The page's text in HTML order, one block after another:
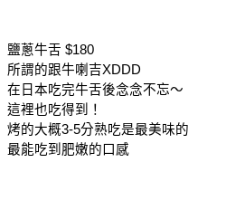
鹽蔥牛舌 $180
所謂的跟牛喇吉XDDD
在日本吃完牛舌後念念不忘～
這裡也吃得到！
烤的大概3-5分熟吃是最美味的
最能吃到肥嫩的口感